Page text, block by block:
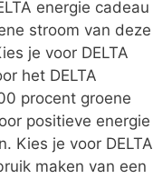
energie cadeau
stroom van deze
je voor DELTA
het DELTA
procent groene
positieve energie
Kies je voor DELTA
maken van een